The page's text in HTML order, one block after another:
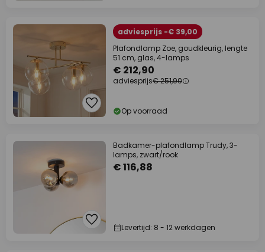
adviesprijs -€ 39,00
Plafondlamp Zoe, goudkleurig, lengte
51 cm, glas, 4-lamps
€ 212,90
adviesprijs€ 251,90
Op voorraad
Badkamer-plafondlamp Trudy, 3-
lamps, zwart/rook
€ 116,88
Levertijd: 8 - 12 werkdagen